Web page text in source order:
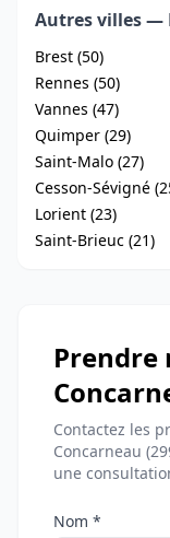
Autres villes —
Brest (50)
Rennes (50)
Vannes (47)
Quimper (29)
Saint-Malo (27)
Cesson-Sévigné
Lorient (23)
Saint-Brieuc (21)
Prendre
Contactez les
Concarneau
une
Nom *